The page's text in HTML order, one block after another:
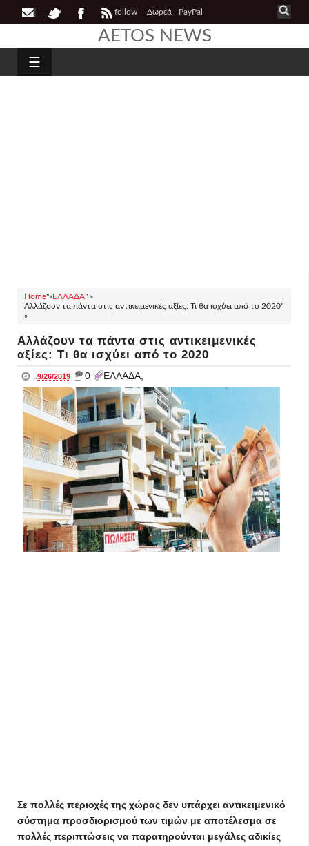
follow Δωρεά - PayPal
AETOS NEWS
☰
Home"»ΕΛΛΑΔΑ" »
Aλλάζουν τα πάντα στις αντικειμενικές αξίες: Τι θα ισχύει από το 2020"
»
Aλλάζουν τα πάντα στις αντικειμενικές
αξίες: Τι θα ισχύει από το 2020
..9/26/2019 _ 0 ΕΛΛΑΔΑ,
Σε πολλές περιοχές της χώρας δεν υπάρχει αντικειμενικό
σύστημα προσδιορισμού των τιμών με αποτέλεσμα σε
πολλές περιπτώσεις να παρατηρούνται μεγάλες αδικίες